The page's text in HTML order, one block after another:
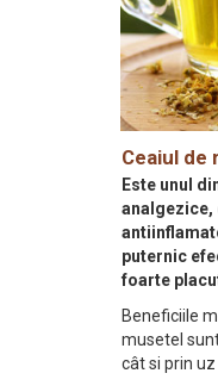
Ceaiul de
Este unul
puternic
foarte
Beneficiile
musetel
cât si prin uz